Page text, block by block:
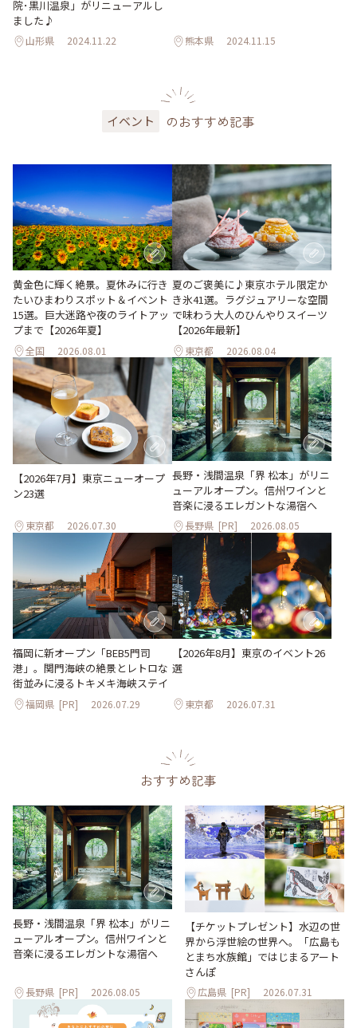
院･黒川温泉」がリニューアルし
ました♪
山形県 2024.11.22 熊本県 2024.11.15
イベント のおすすめ記事
黄金色に輝く絶景。夏休みに行き
たいひまわりスポット＆イベント
15選。巨大迷路や夜のライトアッ
プまで【2026年夏】
全国 2026.08.01
夏のご褒美に♪東京ホテル限定か
き氷41選。ラグジュアリーな空間
で味わう大人のひんやりスイーツ
【2026年最新】
東京都 2026.08.04
【2026年7月】東京ニューオープ
ン23選
東京都 2026.07.30
長野・浅間温泉「界 松本」がリニ
ューアルオープン。信州ワインと
音楽に浸るエレガントな湯宿へ
長野県 [PR] 2026.08.05
福岡に新オープン「BEB5門司
港」。関門海峡の絶景とレトロな
街並みに浸るトキメキ海峡ステイ
福岡県 [PR] 2026.07.29
【2026年8月】東京のイベント26
選
東京都 2026.07.31
おすすめ記事
長野・浅間温泉「界 松本」がリニ
ューアルオープン。信州ワインと
音楽に浸るエレガントな湯宿へ
長野県 [PR] 2026.08.05
【チケットプレゼント】水辺の世
界から浮世絵の世界へ。「広島も
とまち水族館」ではじまるアート
さんぽ
広島県 [PR] 2026.07.31